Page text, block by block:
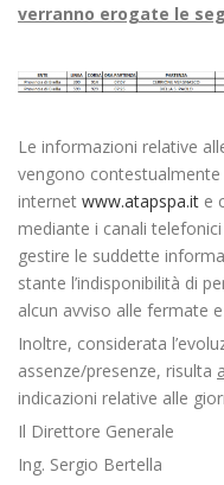
verranno erogate le
Le informazioni relative
vengono
internet www.atapspa.it e
mediante i canali
gestire le suddette
stante l’indisponibilità di
alcun avviso alle fermate
Inoltre, considerata
assenze/presenze, risulta
indicazioni relative alle
Il Direttore Generale
Ing. Sergio Bertella